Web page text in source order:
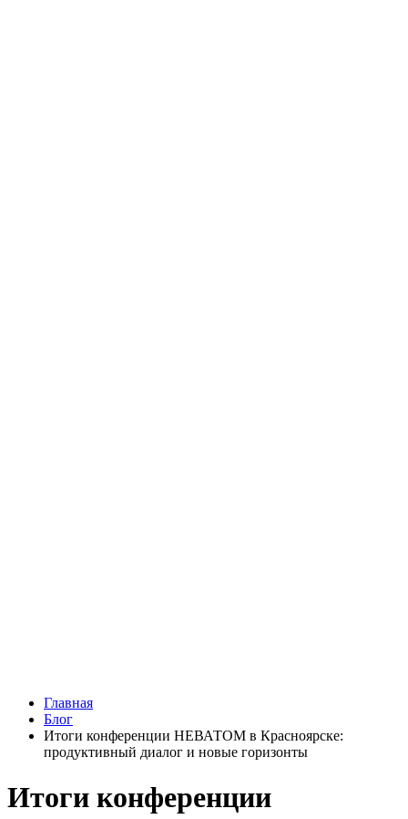
Главная
Блог
Итоги конференции НЕВАТОМ в Красноярске:
продуктивный диалог и новые горизонты
Итоги конференции